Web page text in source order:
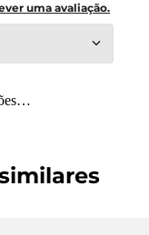
uma avaliação.